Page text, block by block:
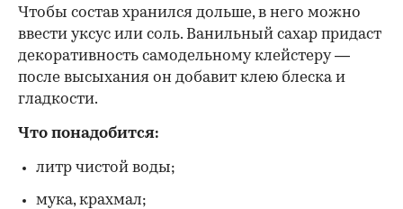
Чтобы состав хранился дольше, в него можно
ввести уксус или соль. Ванильный сахар придаст
декоративность самодельному клейстеру —
после высыхания он добавит клею блеска и
гладкости.
Что понадобится:
литр чистой воды;
мука, крахмал;